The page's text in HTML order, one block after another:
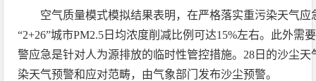
空气质量模式模拟结果表明，在严格落实重污染天气
“2+26”城市PM2.5日均浓度削减比例可达15%左右。此外需
警应急是针对人为源排放的临时性管控措施。28日的沙尘
染天气预警和应对范畴，由气象部门发布沙尘预警。